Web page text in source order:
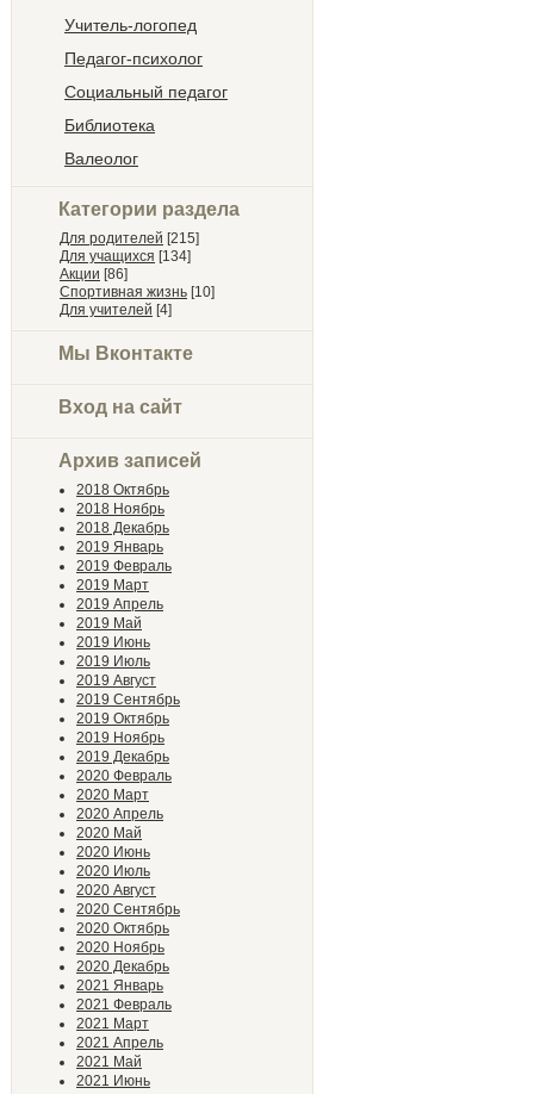
Учитель-логопед
Педагог-психолог
Социальный педагог
Библиотека
Валеолог
Категории раздела
Для родителей [215]
Для учащихся [134]
Акции [86]
Спортивная жизнь [10]
Для учителей [4]
Мы Вконтакте
Вход на сайт
Архив записей
2018 Октябрь
2018 Ноябрь
2018 Декабрь
2019 Январь
2019 Февраль
2019 Март
2019 Апрель
2019 Май
2019 Июнь
2019 Июль
2019 Август
2019 Сентябрь
2019 Октябрь
2019 Ноябрь
2019 Декабрь
2020 Февраль
2020 Март
2020 Апрель
2020 Май
2020 Июнь
2020 Июль
2020 Август
2020 Сентябрь
2020 Октябрь
2020 Ноябрь
2020 Декабрь
2021 Январь
2021 Февраль
2021 Март
2021 Апрель
2021 Май
2021 Июнь